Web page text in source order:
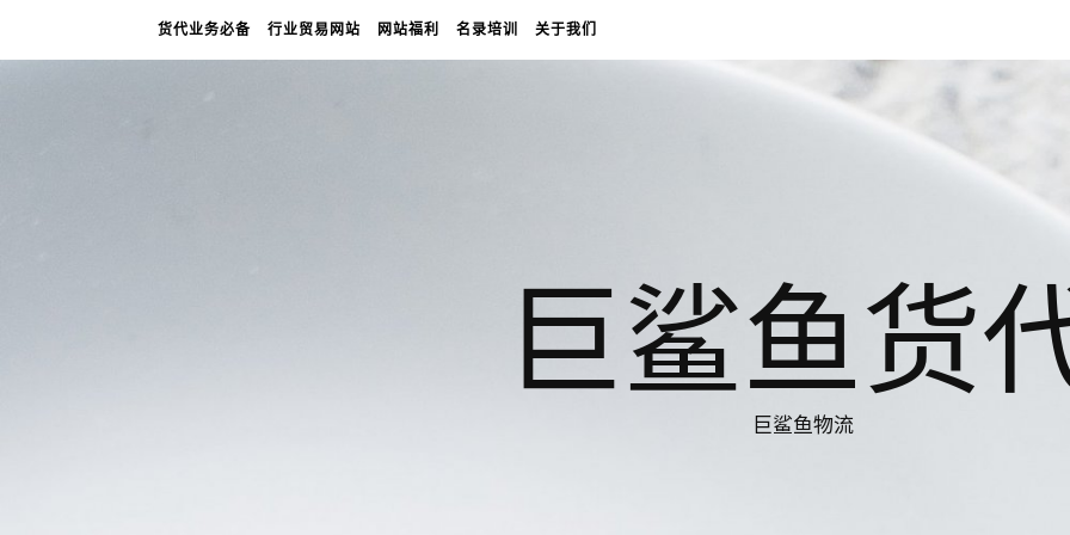
货代业务必备 行业贸易网站 网站福利 名录培训 关于我们
巨鲨鱼货
巨鲨鱼物流